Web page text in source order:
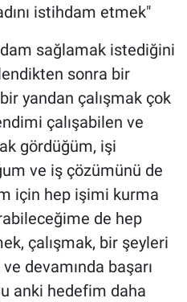
istihdam etmek"
sağlamak istediğini
sonra bir
yandan çalışmak çok
çalışabilen ve
gördüğüm, işi
ve iş çözümünü de
için hep işimi kurma
de hep
çalışmak, bir şeyleri
devamında başarı
anki hedefim daha